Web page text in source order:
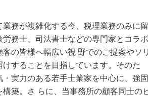
業務が複雑化する今、税理業務のみに留
労務士、司法書士などの専門家とコラボ
客の皆様へ幅広い視 野でのご提案やソ
けすることを目指しています。そのた
・実力のある若手士業家を中心に、強固
構築。さ らに、当事務所の顧客同士の